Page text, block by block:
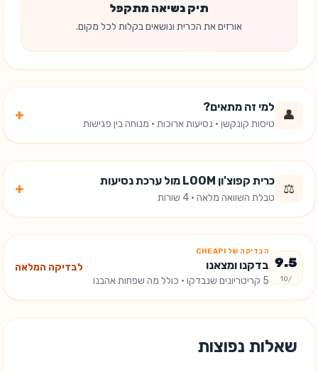
תיק נשיאה מתקפל
אורזים את הכרית ונושאים בקלות לכל מקום.
👤
למי זה מתאים?
טיסות קונקשן · נסיעות ארוכות · מנוחה בין פגישות
+
⚖️
כרית קפוצ'ון LOOM מול ערכת נסיעות
טבלת השוואה מלאה · 4 שורות
+
9.5
/10
הבדיקה של CHEAPI
בדקנו ומצאנו
5 קריטריונים שנבדקו · כולל מה שפחות אהבנו
לבדיקה המלאה
שאלות נפוצות